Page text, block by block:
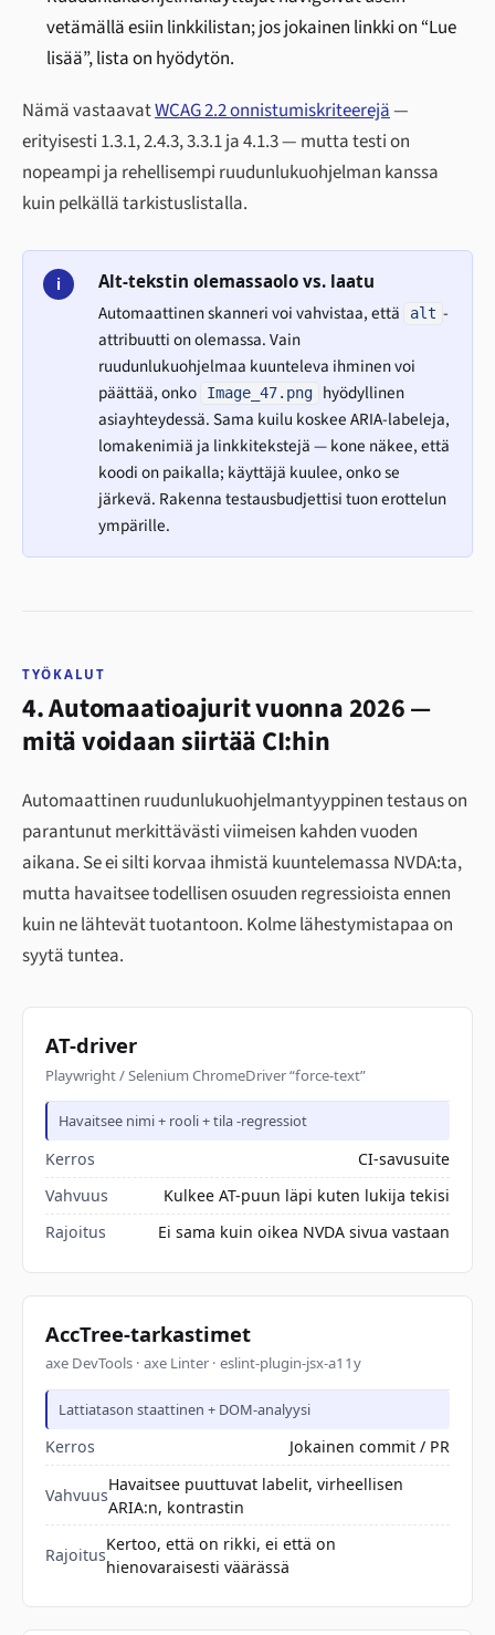
vetämällä esiin linkkilistan; jos jokainen linkki on “Lue
lisää”, lista on hyödytön.
Nämä vastaavatWCAG 2.2 onnistumiskriteerejä—
erityisesti 1.3.1, 2.4.3, 3.3.1 ja 4.1.3 — mutta testi on
nopeampi ja rehellisempi ruudunlukuohjelman kanssa
kuin pelkällä tarkistuslistalla.
i Alt-tekstin olemassaolo vs. laatu
Automaattinen skanneri voi vahvistaa, että alt -
attribuutti on olemassa. Vain
ruudunlukuohjelmaa kuunteleva ihminen voi
päättää, onko
Image_47.png
hyödyllinen
asiayhteydessä. Sama kuilu koskee ARIA-labeleja,
lomakenimiä ja linkkitekstejä — kone näkee, että
koodi on paikalla; käyttäjä kuulee, onko se
järkevä. Rakenna testausbudjettisi tuon erottelun
ympärille.
TYÖKALUT
4. Automaatioajurit vuonna 2026 —
mitä voidaan siirtää CI:hin
Automaattinen ruudunlukuohjelmantyyppinen testaus on
parantunut merkittävästi viimeisen kahden vuoden
aikana. Se ei silti korvaa ihmistä kuuntelemassa NVDA:ta,
mutta havaitsee todellisen osuuden regressioista ennen
kuin ne lähtevät tuotantoon. Kolme lähestymistapaa on
syytä tuntea.
AT-driver
Playwright / Selenium ChromeDriver “force-text”
Havaitsee nimi + rooli + tila -regressiot
Kerros
CI-savusuite
Vahvuus
Kulkee AT-puun läpi kuten lukija tekisi
Rajoitus
Ei sama kuin oikea NVDA sivua vastaan
AccTree-tarkastimet
axe DevTools · axe Linter · eslint-plugin-jsx-a11y
Lattiatason staattinen + DOM-analyysi
Kerros Jokainen commit / PR
Vahvuus
Havaitsee puuttuvat labelit, virheellisen
ARIA:n, kontrastin
Rajoitus
Kertoo, että on rikki, ei että on
hienovaraisesti väärässä